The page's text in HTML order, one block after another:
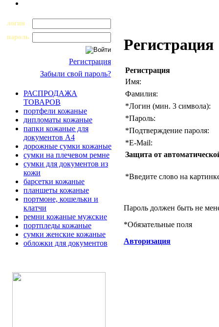
логин
пароль
Регистрация
Забыли свой пароль?
РАСПРОДАЖА
ТОВАРОВ
портфели кожаные
дипломаты кожаные
папки кожаные для
документов А4
дорожные сумки кожаные
сумки на плечевом ремне
сумки для документов из
кожи
барсетки кожаные
планшеты кожаные
портмоне, кошельки и
клатчи
ремни кожаные мужские
портпледы кожаные
сумки женские кожаные
обложки для документов
Регистрация
Регистрация
Имя:
Фамилия:
*Логин (мин. 3 символа):
*Пароль:
*Подтверждение пароля:
*E-Mail:
Защита от
*Введите слово на
Пароль должен быть не
*Обязательные поля
Авторизация